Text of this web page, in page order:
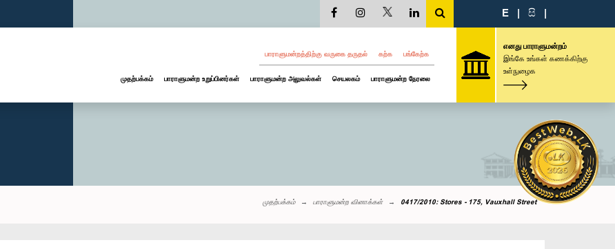
E | සි |
பாராளுமன்றத்திற்கு வருகை தருதல் கற்க பங்கேற்க
முதற்பக்கம் பாராளுமன்ற உறுப்பினர்கள் பாராளுமன்ற அலுவல்கள் செயலகம் பாராளுமன்ற நேரலை
எனது பாராளுமன்றம்
இங்கே உங்கள் கணக்கிற்கு
உள்நுழைக
முதற்பக்கம் பாராளுமன்ற வினாக்கள் 0417/2010: Stores - 175, Vauxhall Street